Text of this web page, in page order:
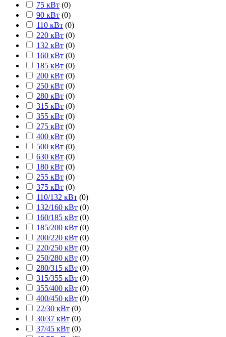
75 кВт (0)
90 кВт (0)
110 кВт (0)
220 кВт (0)
132 кВт (0)
160 кВт (0)
185 кВт (0)
200 кВт (0)
250 кВт (0)
280 кВт (0)
315 кВт (0)
355 кВт (0)
275 кВт (0)
400 кВт (0)
500 кВт (0)
630 кВт (0)
180 кВт (0)
255 кВт (0)
375 кВт (0)
110/132 кВт (0)
132/160 кВт (0)
160/185 кВт (0)
185/200 кВт (0)
200/220 кВт (0)
220/250 кВт (0)
250/280 кВт (0)
280/315 кВт (0)
315/355 кВт (0)
355/400 кВт (0)
400/450 кВт (0)
22/30 кВт (0)
30/37 кВт (0)
37/45 кВт (0)